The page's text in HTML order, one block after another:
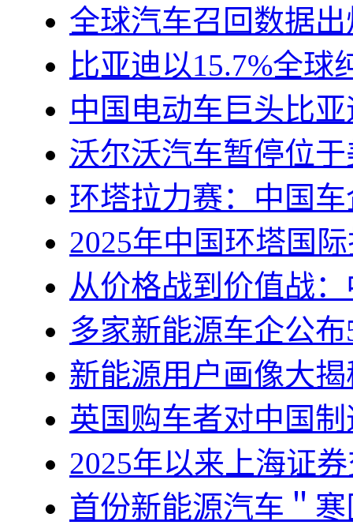
全球汽车召回数据
比亚迪以15.7%全
中国电动车巨头比
沃尔沃汽车暂停位
环塔拉力赛：中国
2025年中国环塔国
从价格战到价值战
多家新能源车企公
新能源用户画像大
英国购车者对中国
2025年以来上海证
首份新能源汽车＂